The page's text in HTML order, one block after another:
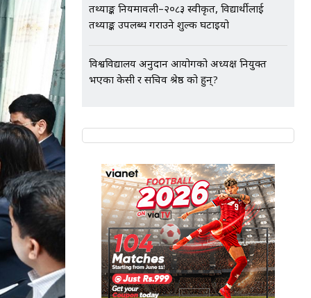
तथ्याङ्क नियमावली–२०८३ स्वीकृत, विद्यार्थीलाई
तथ्याङ्क उपलब्ध गराउने शुल्क घटाइयो
विश्वविद्यालय अनुदान आयोगको अध्यक्ष नियुक्त
भएका केसी र सचिव श्रेष्ठ को हुन्?